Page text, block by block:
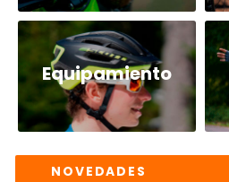
Equipamiento
NOVEDADES